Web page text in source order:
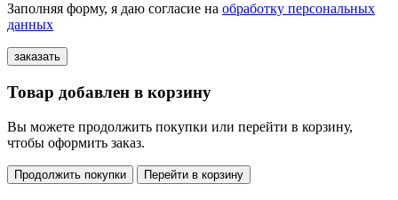
Заполняя форму, я даю согласие на обработку персональных
данных
Товар добавлен в корзину
Вы можете продолжить покупки или перейти в корзину,
чтобы оформить заказ.
Продолжить покупки Перейти в корзину